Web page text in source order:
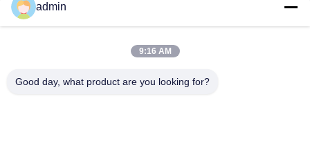
0086-551-65396351
admin
9:16 AM
Good day, what product are you looking for?